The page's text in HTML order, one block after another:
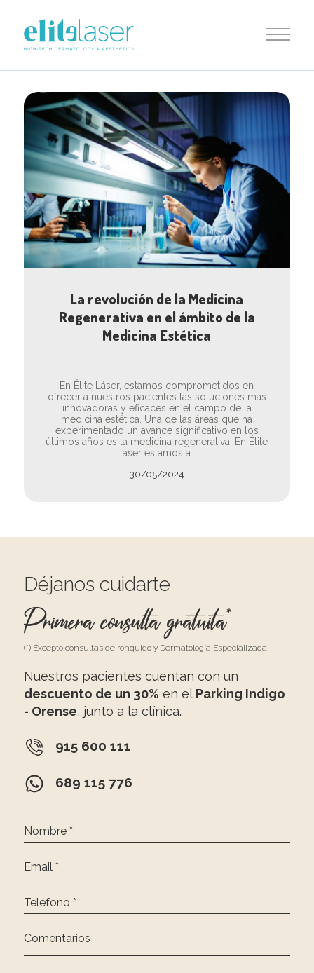
La revolución de la Medicina
Regenerativa en el ámbito de la
Medicina Estética
En Élite Láser, estamos comprometidos en
ofrecer a nuestros pacientes las soluciones más
innovadoras y eficaces en el campo de la
medicina estética. Una de las áreas que ha
experimentado un avance significativo en los
últimos años es la medicina regenerativa. En Élite
Láser estamos a...
30/05/2024
Déjanos cuidarte
Primera consulta gratuita*
(*) Excepto consultas de ronquido y Dermatología Especializada.
Nuestros pacientes cuentan con un
descuento de un 30% en el Parking Indigo
- Orense, junto a la clínica.
915 600 111
689 115 776
Nombre *
Email *
Teléfono *
Comentarios